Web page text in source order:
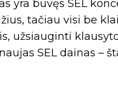
yra buvęs SEL
tačiau visi be
užsiauginti
SEL dainas –